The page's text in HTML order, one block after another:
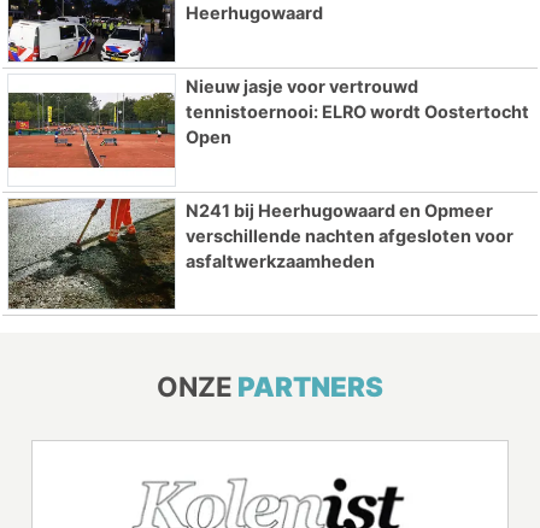
Heerhugowaard
Nieuw jasje voor vertrouwd
tennistoernooi: ELRO wordt Oostertocht
Open
N241 bij Heerhugowaard en Opmeer
verschillende nachten afgesloten voor
asfaltwerkzaamheden
ONZE PARTNERS